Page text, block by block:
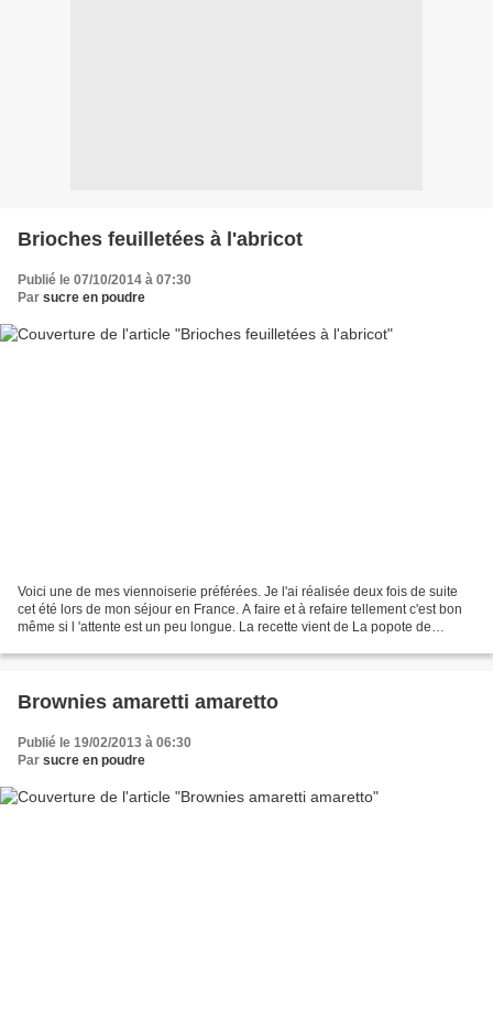
Brioches feuilletées à l'abricot
Publié le 07/10/2014 à 07:30
Par sucre en poudre
Voici une de mes viennoiserie préférées. Je l'ai réalisée deux fois de suite
cet été lors de mon séjour en France. A faire et à refaire tellement c'est bon
même si l 'attente est un peu longue. La recette vient de La popote de
Brownies amaretti amaretto
Publié le 19/02/2013 à 06:30
Par sucre en poudre